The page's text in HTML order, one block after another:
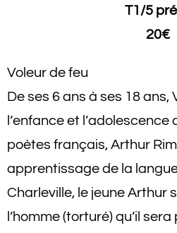
T1/5
20€
Voleur de feu
De ses 6 ans à ses 18 ans,
l’enfance et l’adolescence
poètes français, Arthur
apprentissage de la
Charleville, le jeune Arthur
l’homme (torturé) qu’il